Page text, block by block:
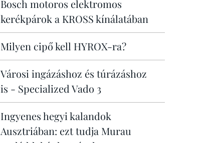
Bosch motoros elektromos
kerékpárok a KROSS kínálatában
Milyen cipő kell HYROX-ra?
Városi ingázáshoz és túrázáshoz
is - Specialized Vado 3
Ingyenes hegyi kalandok
Ausztriában: ezt tudja Murau